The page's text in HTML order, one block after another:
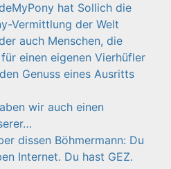
hat Sollich die
Vermittlung der Welt
auch Menschen, die
einen eigenen Vierhüfler
Genuss eines Ausritts
wir auch einen
dissen Böhmermann: Du
Internet. Du hast GEZ.